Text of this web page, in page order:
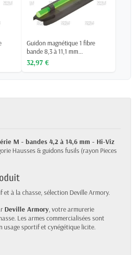
Guidon magnétique 1 fibre
bande 8,3 à 11,1 mm...
32,97 €
M - bandes 4,2 à 14,6 mm - Hi-Viz
Hausses & guidons fusils (rayon Pieces
à la chasse, sélection Deville Armory.
Deville Armory, votre armurerie
Les armes commercialisées sont
usage sportif et cynégétique licite.